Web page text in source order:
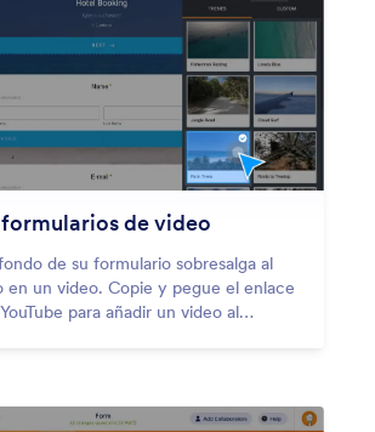
de video
de su formulario sobresalga al
en un video. Copie y pegue el enlace
para añadir un video al